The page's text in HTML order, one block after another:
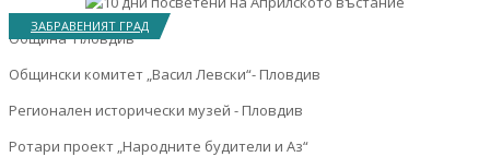
ЗАБРАВЕНИЯТ ГРАД
Община Пловдив
Общински комитет „Васил Левски“- Пловдив
Регионален исторически музей - Пловдив
Ротари проект „Народните будители и Аз“